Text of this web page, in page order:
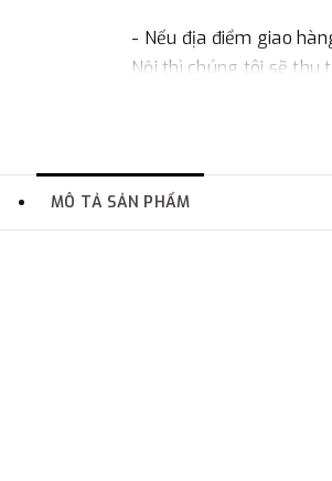
- Nếu địa điểm giao
Nội thì chúng tôi sẽ thu
một phần giá trị đơn
MÔ TẢ SẢN PHẨM